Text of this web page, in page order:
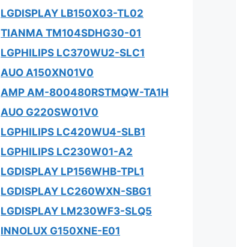
LGDISPLAY LB150X03-TL02
TIANMA TM104SDHG30-01
LGPHILIPS LC370WU2-SLC1
AUO A150XN01V0
AMP AM-800480RSTMQW-TA1H
AUO G220SW01V0
LGPHILIPS LC420WU4-SLB1
LGPHILIPS LC230W01-A2
LGDISPLAY LP156WHB-TPL1
LGDISPLAY LC260WXN-SBG1
LGDISPLAY LM230WF3-SLQ5
INNOLUX G150XNE-E01